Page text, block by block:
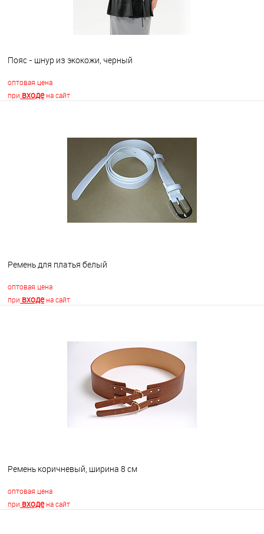
Пояс - шнур из экокожи, черный
оптовая цена
при входена сайт
Недоступно
Ремень для платья белый
оптовая цена
при входена сайт
В наличии
Ремень коричневый, ширина 8 см
оптовая цена
при входена сайт